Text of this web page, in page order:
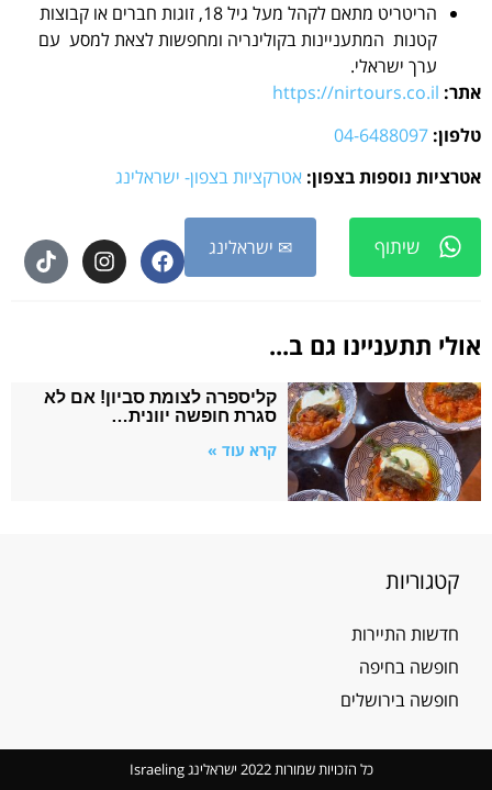
הריטריט מתאם לקהל מעל גיל 18, זוגות חברים או קבוצות
קטנות המתעניינות בקולינריה ומחפשות לצאת למסע עם
ערך ישראלי.
אתר: https://nirtours.co.il
טלפון: 04-6488097
אטרציות נוספות בצפון: אטרקציות בצפון- ישראלינג
שיתוף ✉ ישראלינג
אולי תתעניינו גם ב...
קליספרה לצומת סביון! אם לא
סגרת חופשה יוונית…
קרא עוד »
קטגוריות
חדשות התיירות
חופשה בחיפה
חופשה בירושלים
כל הזכויות שמורות 2022 ישראלינג Israeling